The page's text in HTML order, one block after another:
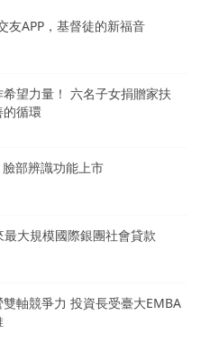
友APP，基督徒的新福音
望力量！ 六名子女捐贈家扶
的循環
部辨識功能上市
大規模國際銀團社會貸款
軸競爭力 投資長受臺大EMBA